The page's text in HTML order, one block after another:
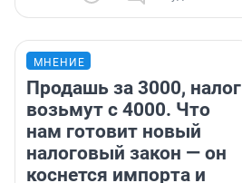
МНЕНИЕ
Продашь за 3000, налог
возьмут с 4000. Что
нам готовит новый
налоговый закон — он
коснется импорта и